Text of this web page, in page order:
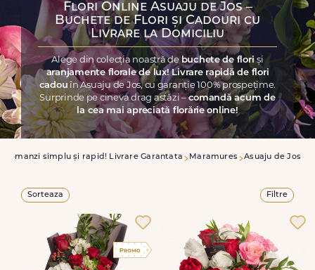
Flori Online Asuaju de Jos –
Buchete de Flori și Cadouri cu
Livrare la Domiciliu
Alege din colecția noastră de buchete de floriși
aranjamente florale de lux! Livrare rapidă de flori
cadou în Asuaju de Jos, cu garanție 100% prospețime.
Surprinde pe cineva drag astăzi –comandă acum de
la cea mai apreciată florărie online!
Comanzi simplu și rapid! Livrare Garantata Maramures Asuaju de Jos
Sorteaza Filtre